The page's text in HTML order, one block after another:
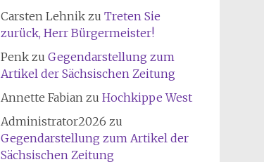
Carsten Lehnikzu Treten Sie
zurück, Herr Bürgermeister!
Penkzu Gegendarstellung zum
Artikel der Sächsischen Zeitung
Annette Fabianzu Hochkippe West
Administrator2026 zu
Gegendarstellung zum Artikel der
Sächsischen Zeitung